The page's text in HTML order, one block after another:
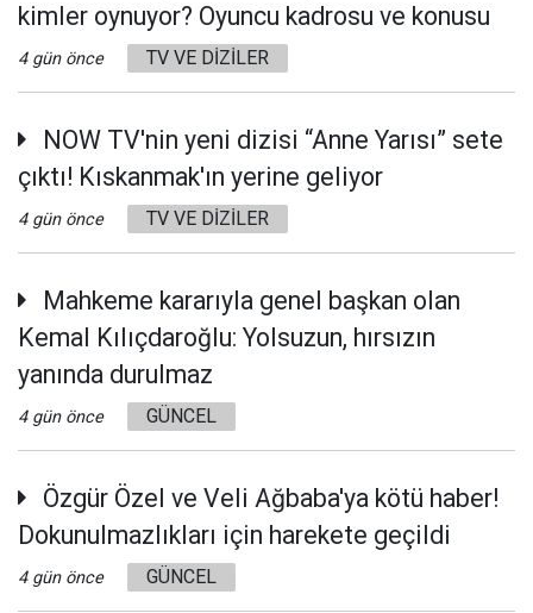
kimler oynuyor? Oyuncu kadrosu ve konusu
4 gün önce TV VE DİZİLER
NOW TV'nin yeni dizisi “Anne Yarısı” sete
çıktı! Kıskanmak'ın yerine geliyor
4 gün önce TV VE DİZİLER
Mahkeme kararıyla genel başkan olan
Kemal Kılıçdaroğlu: Yolsuzun, hırsızın
yanında durulmaz
4 gün önce GÜNCEL
Özgür Özel ve Veli Ağbaba'ya kötü haber!
Dokunulmazlıkları için harekete geçildi
4 gün önce GÜNCEL